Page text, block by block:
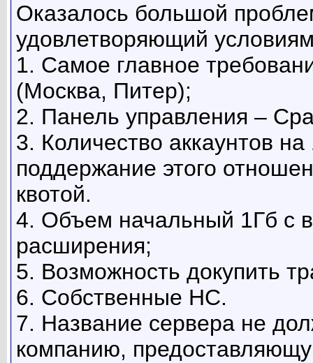
Оказалось большой
удовлетворяющий
1. Самое главное
(Москва, Питер);
2. Панель управления –
3. Количество аккаунтов
поддержание этого
квотой.
4. Объем начальный 1Гб с
расширения;
5. Возможность докупить
6. Собственные НС.
7. Название сервера не
компанию,